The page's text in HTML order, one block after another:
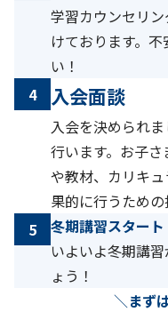
学習カウンセリ
けております。
い！
4
入会面談
入会を決められ
行います。お子
や教材、カリキ
果的に行うための
5
冬期講習スタート
いよいよ冬期講
ょう！
＼まず